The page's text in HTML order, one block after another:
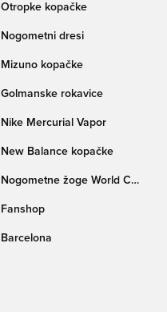
Otropke kopačke
Nogometni dresi
Mizuno kopačke
Golmanske rokavice
Nike Mercurial Vapor
New Balance kopačke
Nogometne žoge World Cup
Fanshop
Barcelona